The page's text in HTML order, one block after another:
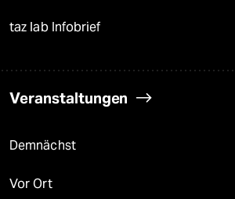
taz lab Infobrief
Veranstaltungen
Demnächst
Vor Ort